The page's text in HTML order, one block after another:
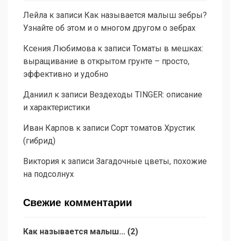
Лейла к записи Как называется малыш зебры?
Узнайте об этом и о многом другом о зебрах
Ксения Любимова к записи Томаты в мешках:
выращивание в открытом грунте – просто,
эффективно и удобно
Даниил к записи Вездеходы TINGER: описание
и характеристики
Иван Карпов к записи Сорт томатов Хрустик
(гибрид)
Виктория к записи Загадочные цветы, похожие
на подсолнух
Свежие комментарии
Как называется малыш... (2)